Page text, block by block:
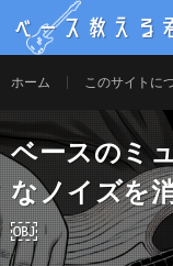
ベース教える
ホーム このサイトに
ベースのミ
なノイズを
￼